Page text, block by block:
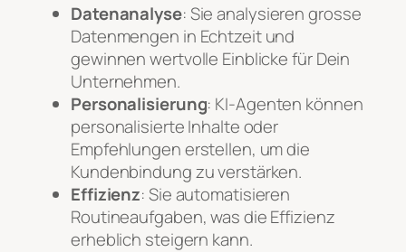
Datenanalyse: Sie analysieren grosse
Datenmengen in Echtzeit und
gewinnen wertvolle Einblicke für Dein
Unternehmen.
Personalisierung: KI-Agenten können
personalisierte Inhalte oder
Empfehlungen erstellen, um die
Kundenbindung zu verstärken.
Effizienz: Sie automatisieren
Routineaufgaben, was die Effizienz
erheblich steigern kann.